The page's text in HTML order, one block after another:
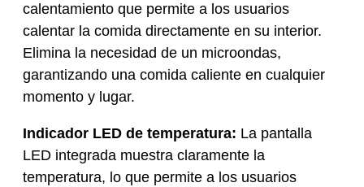
calentamiento que permite a los usuarios
calentar la comida directamente en su interior.
Elimina la necesidad de un microondas,
garantizando una comida caliente en cualquier
momento y lugar.
Indicador LED de temperatura: La pantalla
LED integrada muestra claramente la
temperatura, lo que permite a los usuarios